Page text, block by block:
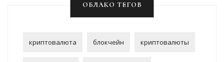
ОБЛАКО ТЕГОВ
криптовалюта блокчейн криптовалюты